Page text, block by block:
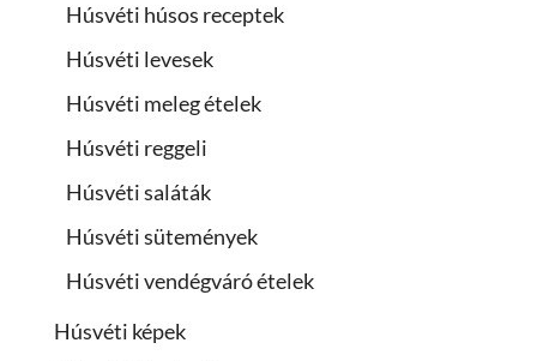
Húsvéti húsos receptek
Húsvéti levesek
Húsvéti meleg ételek
Húsvéti reggeli
Húsvéti saláták
Húsvéti sütemények
Húsvéti vendégváró ételek
Húsvéti képek